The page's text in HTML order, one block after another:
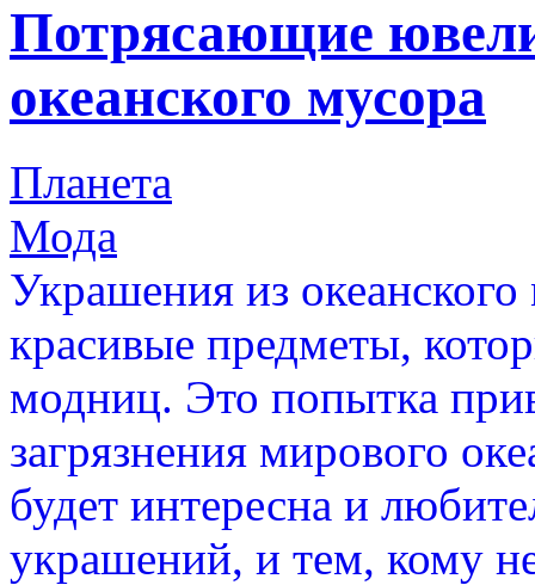
Потрясающие
океанского мусора
Планета
Мода
Украшения из
красивые предметы,
модниц. Это попытка
загрязнения мирового
будет интересна и
украшений, и тем, кому